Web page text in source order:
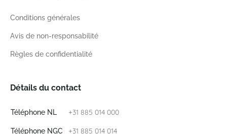
Conditions générales
Avis de non-responsabilité
Règles de confidentialité
Détails du contact
Téléphone NL +31 885 014 000
Téléphone NGC +31 885 014 014